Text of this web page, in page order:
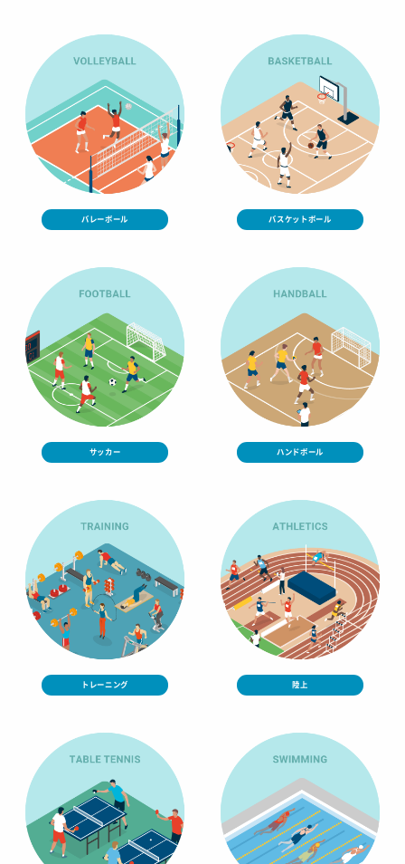
バレーボール バスケットボール
サッカー ハンドボール
トレーニング 陸上